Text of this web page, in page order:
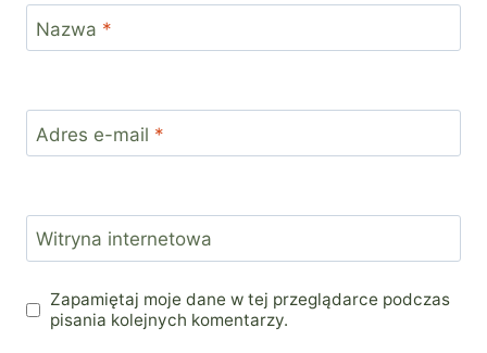
Nazwa *
Adres e-mail *
Witryna internetowa
Zapamiętaj moje dane w tej przeglądarce podczas
pisania kolejnych komentarzy.